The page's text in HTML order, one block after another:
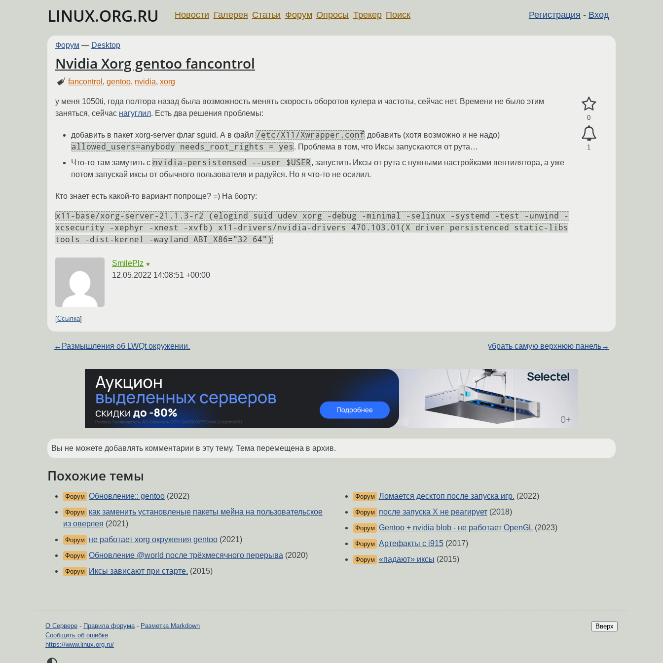
LINUX.ORG.RU Регистрация - Вход
Новости Галерея Статьи Форум Опросы Трекер Поиск
Форум — Desktop
Nvidia Xorg gentoo fancontrol
fancontrol ,gentoo, nvidia,xorg
0
1
у меня 1050ti, года полтора назад была возможность менять скорость оборотов кулера и частоты, сейчас нет. Времени не было этим
заняться, сейчас нагуглил. Есть два решения проблемы:
добавить в пакет xorg-server флаг sguid. А в файл /etc/X11/Xwrapper.conf добавить (хотя возможно и не надо)
allowed_users=anybody needs_root_rights = yes . Проблема в том, что Иксы запускаются от рута…
Что-то там замутить с nvidia-persistensed --user $USER, запустить Иксы от рута с нужными настройками вентилятора, а уже
потом запускай иксы от обычного пользователя и радуйся. Но я что-то не осилил.
Кто знает есть какой-то вариант попроще? =) На борту:
x11-base/xorg-server-21.1.3-r2 (elogind suid udev xorg -debug -minimal -selinux -systemd -test -unwind -
xcsecurity -xephyr -xnest -xvfb) x11-drivers/nvidia-drivers 470.103.01(X driver persistenced static-libs
tools -dist-kernel -wayland ABI_X86="32 64")
SmilePlz ★
12.05.2022 14:08:51 +00:00
Ссылка
← Размышления об LWQt окружении. убрать самую верхнюю панель→
Вы не можете добавлять комментарии в эту тему. Тема перемещена в архив.
Похожие темы
Форум Обновление:: gentoo (2022)
Форум
как заменить установленые пакеты мейна на пользовательское
из оверлея (2021)
Форум не работает xorg окружения gentoo (2021)
Форум Обновление @world после трёхмесячного перерыва (2020)
Форум Иксы зависают при старте. (2015)
Форум Ломается десктоп после запуска игр. (2022)
Форум после запуска Х не реагирует(2018)
Форум Gentoo + nvidia blob - не работает OpenGL(2023)
Форум Артефакты с i915(2017)
Форум «падают» иксы (2015)
Вверх
О Сервере - Правила форума- Разметка Markdown
Сообщить об ошибке
https://www.linux.org.ru/